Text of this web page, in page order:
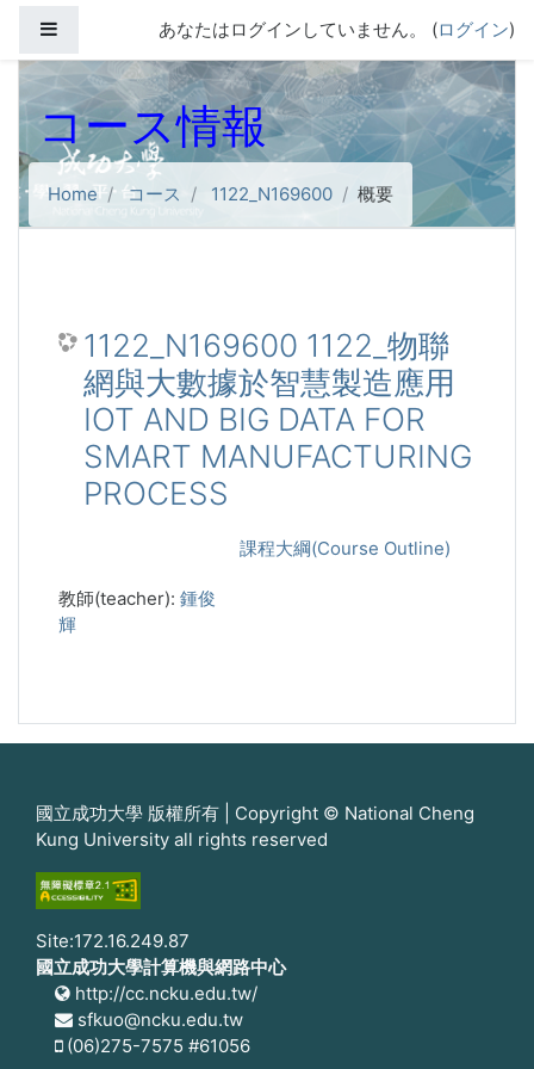
サイドパネルあなたはログインしていません。 (ログイン)
コース情報
Home コース 1122_N169600 概要
1122_N169600 1122_物聯
網與大數據於智慧製造應用
IOT AND BIG DATA FOR
SMART MANUFACTURING
PROCESS
課程大綱(Course Outline)
教師(teacher): 鍾俊
輝
國立成功大學 版權所有 | Copyright © National Cheng
Kung University all rights reserved
Site:172.16.249.87
國立成功大學計算機與網路中心
http://cc.ncku.edu.tw/
sfkuo@ncku.edu.tw
(06)275-7575 #61056